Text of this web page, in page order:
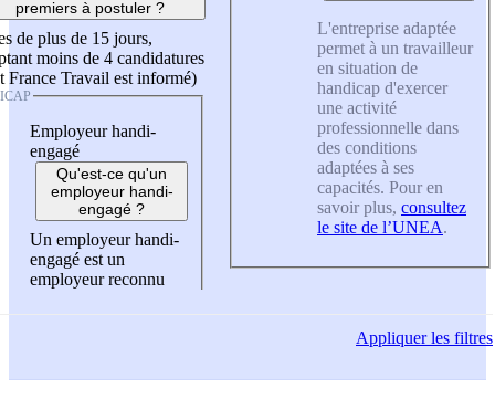
premiers à postuler ?
de plus de 15 jours,
moins de 4 candidatures
France Travail est informé)
Employeur handi-
engagé
Qu'est-ce qu'un
employeur handi-
engagé ?
Un employeur handi-
engagé est un
employeur reconnu
L'entreprise adaptée
permet à un travailleur
en situation de
handicap d'exercer
une activité
professionnelle dans
des conditions
adaptées à ses
capacités. Pour en
savoir plus, consultez
le site de l’UNEA.
Appliquerles filtres